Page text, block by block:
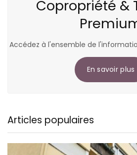
Copropriété &
Accédez à l'ensemble de
En savoir plus
Articles populaires